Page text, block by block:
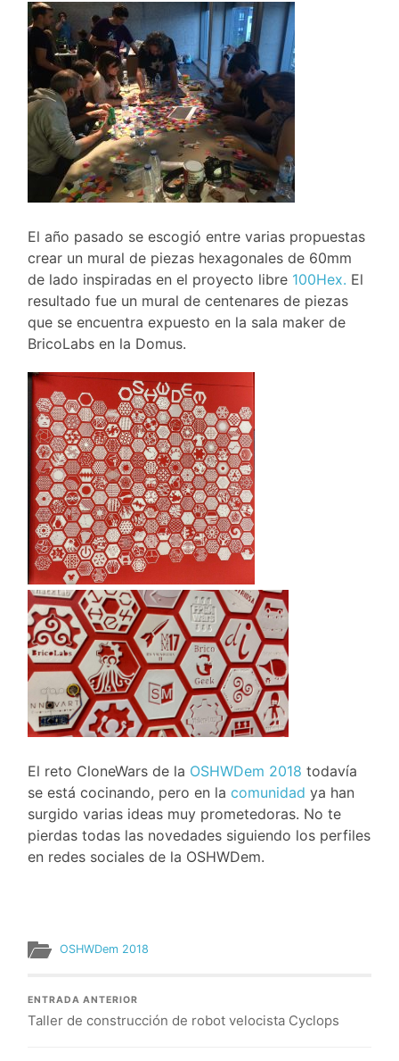
El año pasado se escogió entre varias propuestas
crear un mural de piezas hexagonales de 60mm
de lado inspiradas en el proyecto libre 100Hex. El
resultado fue un mural de centenares de piezas
que se encuentra expuesto en la sala maker de
BricoLabs en la Domus.
El reto CloneWars de la OSHWDem 2018 todavía
se está cocinando, pero en lacomunidad ya han
surgido varias ideas muy prometedoras. No te
pierdas todas las novedades siguiendo los perfiles
en redes sociales de la OSHWDem.
OSHWDem 2018
ENTRADA ANTERIOR
Taller de construcción de robot velocista Cyclops